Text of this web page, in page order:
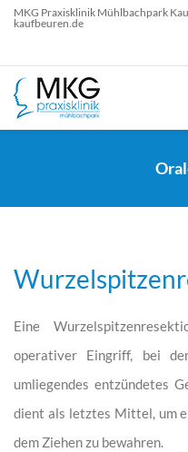
MKG Praxisklinik Mühlbachpark
kaufbeuren.de
Eine
operativer Eingriff, bei
umliegendes entzündetes
dient als letztes Mittel, um
dem Ziehen zu bewahren.